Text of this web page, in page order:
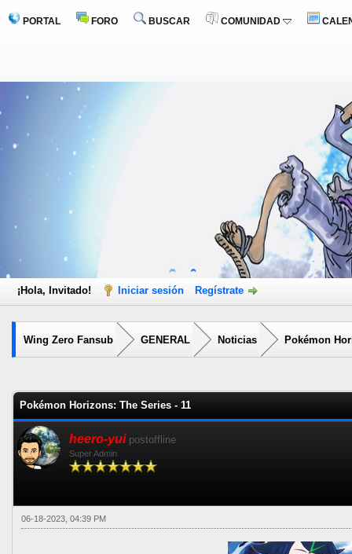
PORTAL FORO BUSCAR COMUNIDAD
¡Hola, Invitado! Iniciar sesión Regístrate
Wing Zero Fansub GENERAL Noticias Pokémon
Pokémon Horizons: The Series - 11
heero-yui postoffline
Super Admin
06-18-2023, 04:39 PM